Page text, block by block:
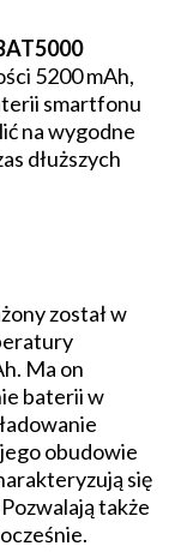
5200 mAh,
smartfonu
na wygodne
dłuższych
został w
Ma on
baterii w
obudowie
się
także